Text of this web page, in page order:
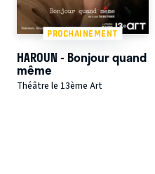
PROCHAINEMENT
HAROUN - Bonjour quand
même
Théâtre le 13ème Art